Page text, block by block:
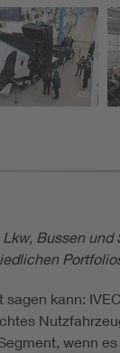
Bussen
kann:
wenn